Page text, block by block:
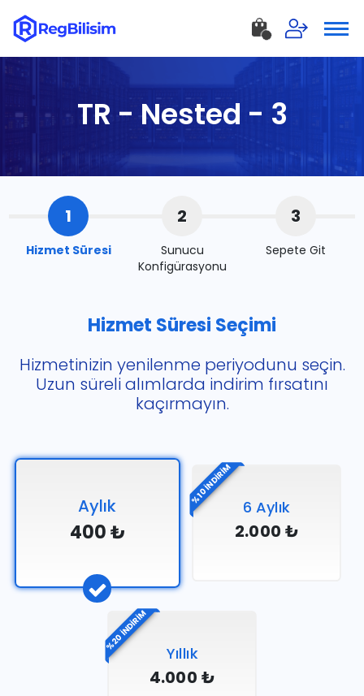
TR - Nested - 3
1
Hizmet Süresi
2
Sunucu
Konfigürasyonu
3
Sepete Git
Hizmet Süresi Seçimi
Hizmetinizin yenilenme periyodunu seçin.
Uzun süreli alımlarda indirim fırsatını
kaçırmayın.
Aylık
400 ₺
%10 İNDİRİM
6 Aylık
2.000 ₺
%20 İNDİRİM
Yıllık
4.000 ₺